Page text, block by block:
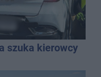
szuka kierowcy